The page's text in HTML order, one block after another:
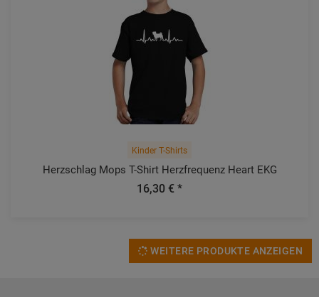
Kinder T-Shirts
Herzschlag Mops T-Shirt Herzfrequenz Heart EKG
16,30 € *
WEITERE PRODUKTE ANZEIGEN